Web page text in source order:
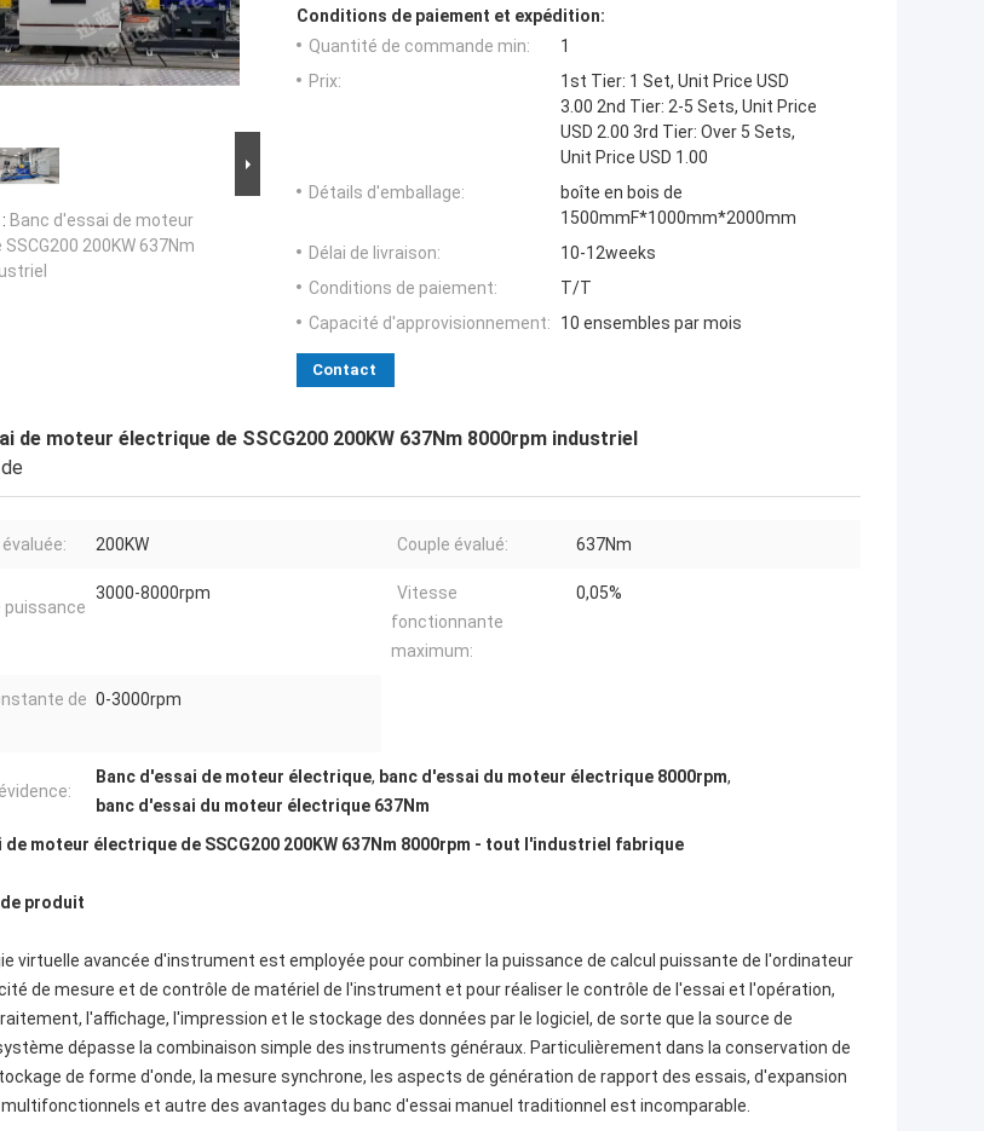
Banc d'essai de moteur
200KW 637Nm
Conditions de paiement et expédition:
Quantité de commande min:
1
Prix:
1st Tier: 1 Set, Unit Price USD
3.00 2nd Tier: 2-5 Sets, Unit Price
USD 2.00 3rd Tier: Over 5 Sets,
Unit Price USD 1.00
Détails d'emballage:
boîte en bois de
1500mmF*1000mm*2000mm
Délai de livraison:
10-12weeks
Conditions de paiement:
T/T
Capacité d'approvisionnement:
10 ensembles par mois
Contact
de moteur électrique de SSCG200 200KW 637Nm 8000rpm industriel
200KW Couple évalué: 637Nm
puissance
3000-8000rpm
Vitesse
fonctionnante
maximum:
0,05%
de 0-3000rpm
Banc d'essai de moteur électrique, banc d'essai du moteur électrique 8000rpm,
banc d'essai du moteur électrique 637Nm
de moteur électrique de SSCG200 200KW 637Nm 8000rpm - tout l'industriel fabrique
produit
virtuelle avancée d'instrument est employée pour combiner la puissance de calcul puissante de l'ordinateur
de mesure et de contrôle de matériel de l'instrument et pour réaliser le contrôle de l'essai et l'opération,
l'affichage, l'impression et le stockage des données par le logiciel, de sorte que la source de
dépasse la combinaison simple des instruments généraux. Particulièrement dans la conservation de
de forme d'onde, la mesure synchrone, les aspects de génération de rapport des essais, d'expansion
et autre des avantages du banc d'essai manuel traditionnel est incomparable.